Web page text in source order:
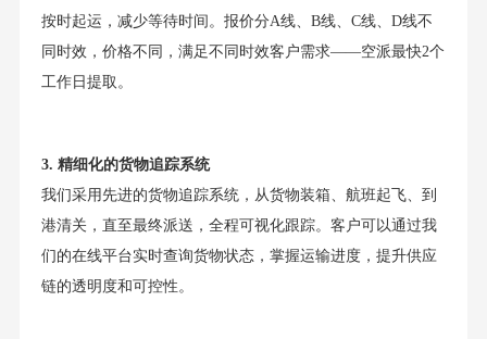
按时起运，减少等待时间。报价分A线、B线、C线、D线不
同时效，价格不同，满足不同时效客户需求——空派最快2个
工作日提取。
3. 精细化的货物追踪系统
我们采用先进的货物追踪系统，从货物装箱、航班起飞、到
港清关，直至最终派送，全程可视化跟踪。客户可以通过我
们的在线平台实时查询货物状态，掌握运输进度，提升供应
链的透明度和可控性。